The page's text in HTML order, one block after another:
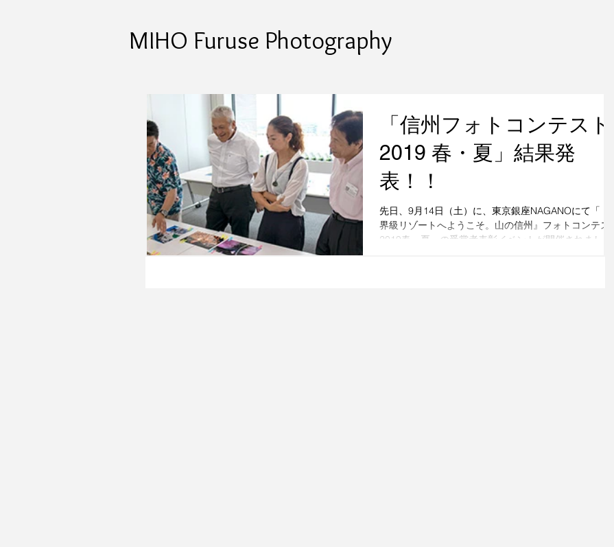
MIHO Furuse Photography
「信州フォトコンテスト
2019 春・夏」結果発
表！！
先日、9月14日（土）に、東京銀座NAGANOにて「『世
界級リゾートへようこそ。山の信州』フォトコンテスト
2019春・夏」の受賞者表彰イベントが開催されまし